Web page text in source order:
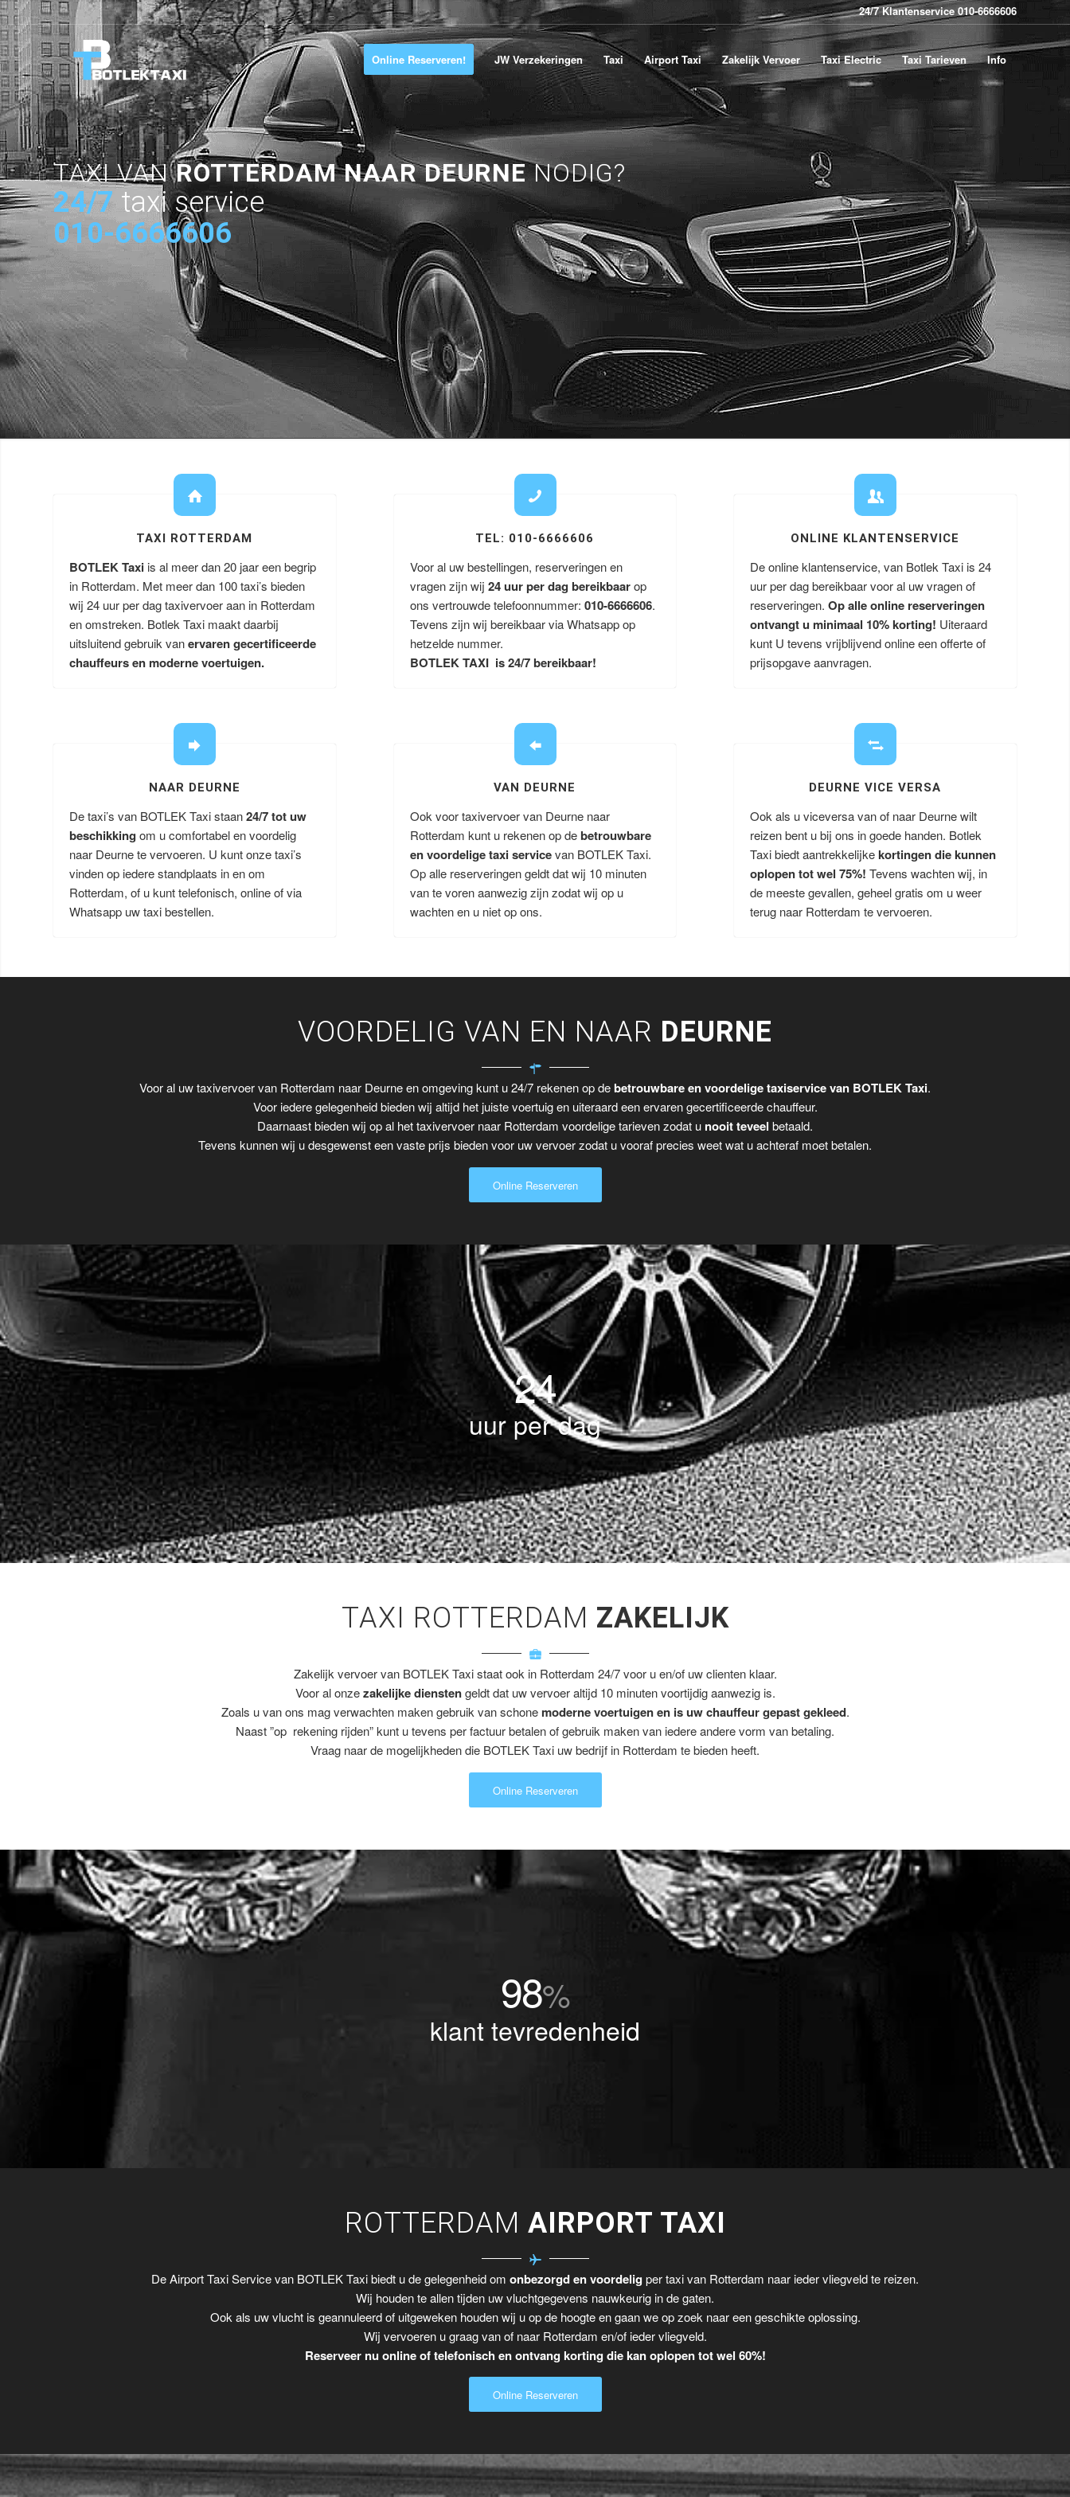
24/7 Klantenservice 010-6666606
Online Reserveren! JW Verzekeringen Taxi Airport Taxi Zakelijk Vervoer Taxi Electric Taxi Tarieven Info
TAXI VANROTTERDAM NAAR DEURNENODIG?
24/7 taxi service
010-6666606
TAXI ROTTERDAM
BOTLEK Taxi is al meer dan 20 jaar een begrip
in Rotterdam. Met meer dan 100 taxi’s bieden
wij 24 uur per dag taxivervoer aan in Rotterdam
en omstreken. Botlek Taxi maakt daarbij
uitsluitend gebruik vanervaren gecertificeerde
chauffeurs en moderne voertuigen.
TEL: 010-6666606
Voor al uw bestellingen, reserveringen en
vragen zijn wij 24 uur per dag bereikbaarop
ons vertrouwde telefoonnummer: 010-6666606.
Tevens zijn wij bereikbaar via Whatsapp op
hetzelde nummer.
BOTLEK TAXI is 24/7 bereikbaar!
ONLINE KLANTENSERVICE
De online klantenservice, van Botlek Taxi is 24
uur per dag bereikbaar voor al uw vragen of
reserveringen.Op alle online reserveringen
ontvangt u minimaal 10% korting! Uiteraard
kunt U tevens vrijblijvend online een offerte of
prijsopgave aanvragen.
NAAR DEURNE
De taxi’s van BOTLEK Taxi staan24/7 tot uw
beschikking om u comfortabel en voordelig
naar Deurne te vervoeren. U kunt onze taxi’s
vinden op iedere standplaats in en om
Rotterdam, of u kunt telefonisch, online of via
Whatsapp uw taxi bestellen.
VAN DEURNE
Ook voor taxivervoer van Deurne naar
Rotterdam kunt u rekenen op debetrouwbare
en voordelige taxi servicevan BOTLEK Taxi.
Op alle reserveringen geldt dat wij 10 minuten
van te voren aanwezig zijn zodat wij op u
wachten en u niet op ons.
DEURNE VICE VERSA
Ook als u viceversa van of naar Deurne wilt
reizen bent u bij ons in goede handen. Botlek
Taxi biedt aantrekkelijkekortingen die kunnen
oplopen tot wel 75%!Tevens wachten wij, in
de meeste gevallen, geheel gratis om u weer
terug naar Rotterdam te vervoeren.
VOORDELIG VAN EN NAAR DEURNE
Voor al uw taxivervoer van Rotterdam naar Deurne en omgeving kunt u 24/7 rekenen op debetrouwbare en voordelige taxiservice van BOTLEK Taxi.
Voor iedere gelegenheid bieden wij altijd het juiste voertuig en uiteraard een ervaren gecertificeerde chauffeur.
Daarnaast bieden wij op al het taxivervoer naar Rotterdam voordelige tarieven zodat u nooit teveel betaald.
Tevens kunnen wij u desgewenst een vaste prijs bieden voor uw vervoer zodat u vooraf precies weet wat u achteraf moet betalen.
Online Reserveren
24
uur per dag
TAXI ROTTERDAM ZAKELIJK
Zakelijk vervoer van BOTLEK Taxi staat ook in Rotterdam 24/7 voor u en/of uw clienten klaar.
Voor al onzezakelijke dienstengeldt dat uw vervoer altijd 10 minuten voortijdig aanwezig is.
Zoals u van ons mag verwachten maken gebruik van schone moderne voertuigen en is uw chauffeur gepast gekleed.
Naast ”op rekening rijden” kunt u tevens per factuur betalen of gebruik maken van iedere andere vorm van betaling.
Vraag naar de mogelijkheden die BOTLEK Taxi uw bedrijf in Rotterdam te bieden heeft.
Online Reserveren
98%
klant tevredenheid
ROTTERDAM AIRPORT TAXI
De Airport Taxi Service van BOTLEK Taxi biedt u de gelegenheid om onbezorgd en voordelig per taxi van Rotterdam naar ieder vliegveld te reizen.
Wij houden te allen tijden uw vluchtgegevens nauwkeurig in de gaten.
Ook als uw vlucht is geannuleerd of uitgeweken houden wij u op de hoogte en gaan we op zoek naar een geschikte oplossing.
Wij vervoeren u graag van of naar Rotterdam en/of ieder vliegveld.
Reserveer nu online of telefonisch en ontvang korting die kan oplopen tot wel 60%!
Online Reserveren